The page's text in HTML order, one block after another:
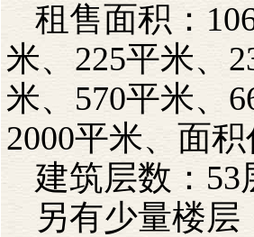
租售面积：
米、225平米、
米、570平米、
2000平米、面
建筑层数：53
另有少量楼